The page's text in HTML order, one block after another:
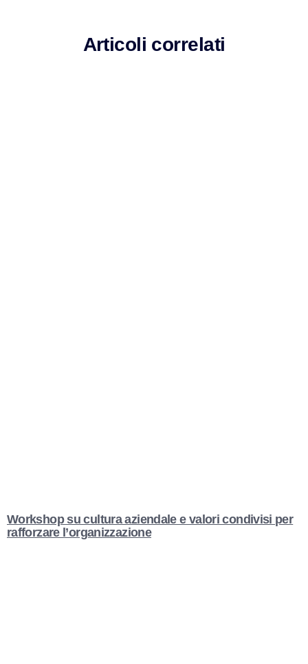
Articoli correlati
Workshop su cultura aziendale e valori condivisi per
rafforzare l’organizzazione